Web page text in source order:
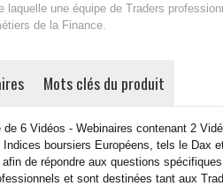
laquelle une équipe de Traders
de la Finance.
Mots clés du produit
6 Vidéos - Webinaires contenant 2
boursiers Européens, tels le Dax
de répondre aux questions
et sont destinées tant aux